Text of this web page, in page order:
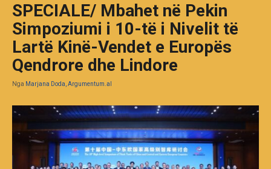
SPECIALE/ Mbahet në Pekin
Simpoziumi i 10-të i Nivelit të
Lartë Kinë-Vendet e Europës
Qendrore dhe Lindore
Nga Marjana Doda, Argumentum.al